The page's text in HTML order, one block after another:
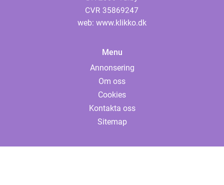
web: www.klikko.dk
Menu
Annonsering
Om oss
Cookies
Kontakta oss
Sitemap